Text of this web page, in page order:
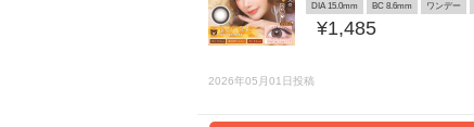
DIA 15.0mm BC 8.6mm ワンデー
¥1,485
2026年05月01日投稿